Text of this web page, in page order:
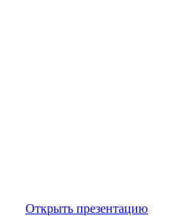
Открыть презентацию